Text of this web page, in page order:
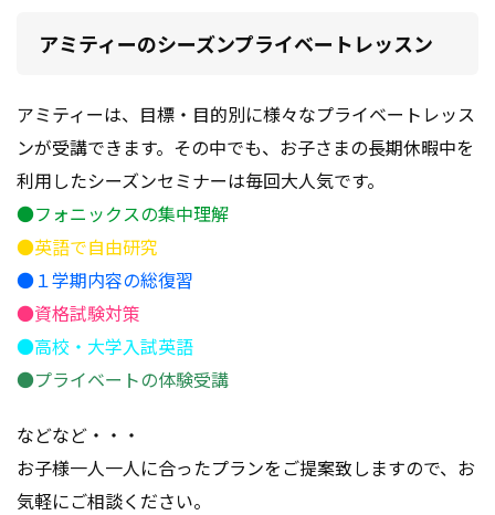
アミティーのシーズンプライベートレッスン
アミティーは、目標・目的別に様々なプライベートレッス
ンが受講できます。その中でも、お子さまの長期休暇中を
利用したシーズンセミナーは毎回大人気です。
●フォニックスの集中理解
●英語で自由研究
●１学期内容の総復習
●資格試験対策
●高校・大学入試英語
●プライベートの体験受講
などなど・・・
お子様一人一人に合ったプランをご提案致しますので、お
気軽にご相談ください。